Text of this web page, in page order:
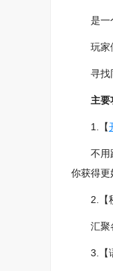
是一个
玩家们
寻找同
主要
1.【
不用跳
你获得更
2.【秒
汇聚各
3.【语